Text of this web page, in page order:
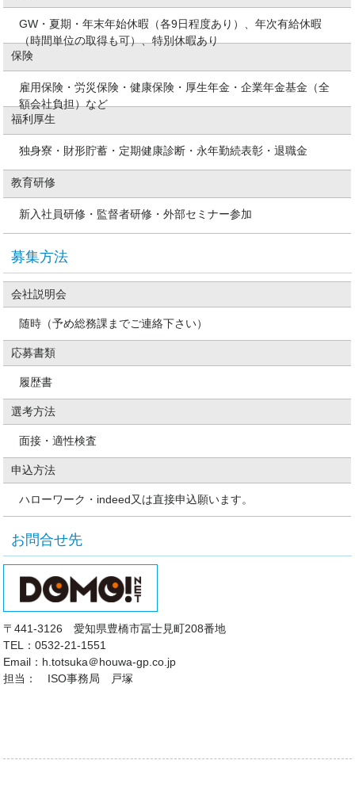
GW・夏期・年末年始休暇（各9日程度あり）、年次有給休暇
（時間単位の取得も可）、特別休暇あり
保険
雇用保険・労災保険・健康保険・厚生年金・企業年金基金（全
額会社負担）など
福利厚生
独身寮・財形貯蓄・定期健康診断・永年勤続表彰・退職金
教育研修
新入社員研修・監督者研修・外部セミナー参加
募集方法
会社説明会
随時（予め総務課までご連絡下さい）
応募書類
履歴書
選考方法
面接・適性検査
申込方法
ハローワーク・indeed又は直接申込願います。
お問合せ先
〒441-3126 愛知県豊橋市冨士見町208番地
TEL：0532-21-1551
Email：h.totsuka＠houwa-gp.co.jp
担当： ISO事務局 戸塚